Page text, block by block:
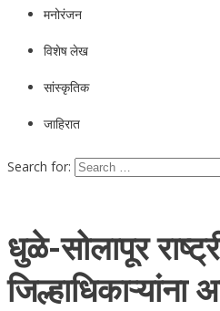
मनोरंजन
विशेष लेख
सांस्कृतिक
जाहिरात
Search for:
धुळे-सोलापूर
जिल्हाधिकाऱ्यांना